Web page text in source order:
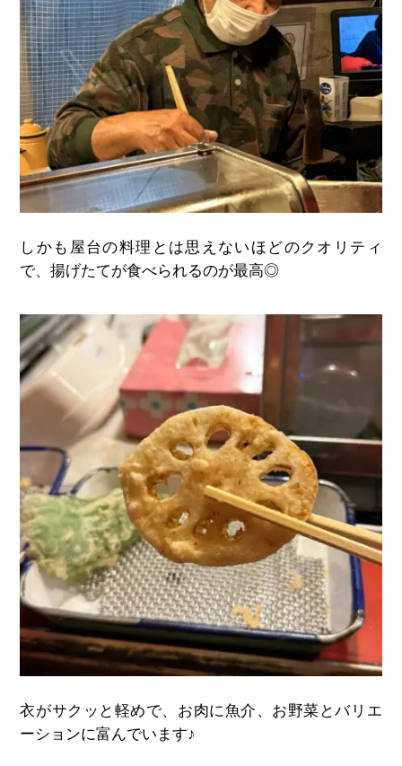
しかも屋台の料理とは思えないほどのクオリティ
で、揚げたてが食べられるのが最高◎
衣がサクッと軽めで、お肉に魚介、お野菜とバリエ
ーションに富んでいます♪